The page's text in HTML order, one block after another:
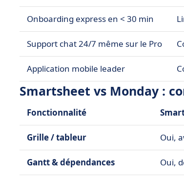
Onboarding express en < 30 min
Support chat 24/7 même sur le Pro
Application mobile leader
Smartsheet vs Monday :
Fonctionnalité
Grille / tableur Oui,
Gantt & dépendances Oui,